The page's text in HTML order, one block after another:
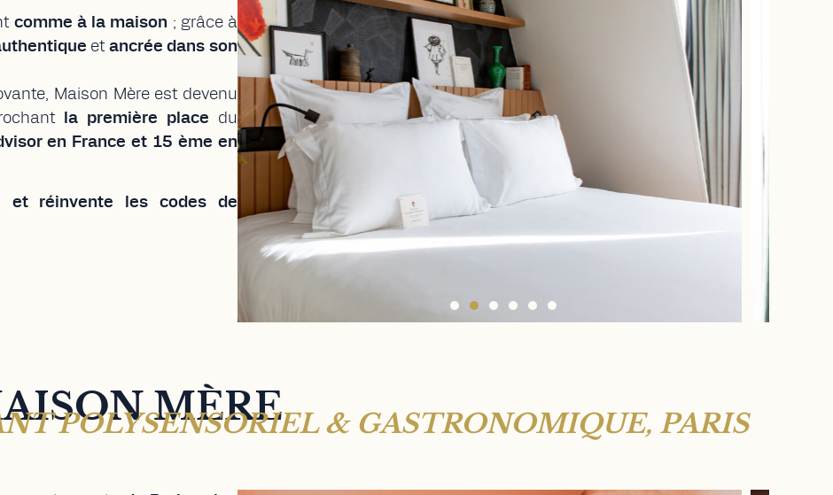
comme à la maison; grâce à
Maison Mère est devenu
la première placedu
en France et 15 ème en
et réinvente les codes de
MÈRE
POLYSENSORIEL & GASTRONOMIQUE, PARIS